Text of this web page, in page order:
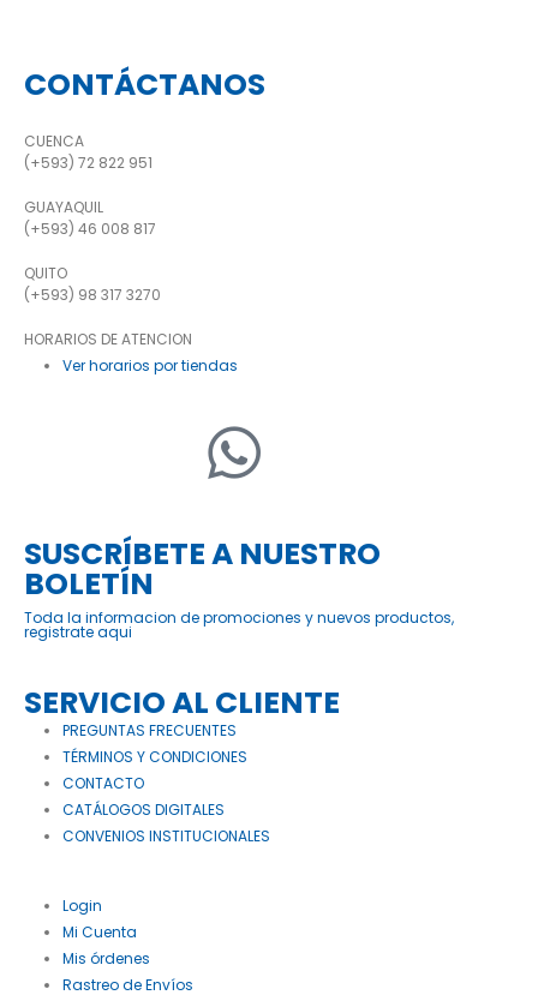
CONTÁCTANOS
CUENCA
(+593) 72 822 951
GUAYAQUIL
(+593) 46 008 817
QUITO
(+593) 98 317 3270
HORARIOS DE ATENCION
Ver horarios por tiendas
SUSCRÍBETE A NUESTRO
BOLETÍN
Toda la informacion de promociones y nuevos productos,
registrate aqui
SERVICIO AL CLIENTE
PREGUNTAS FRECUENTES
TÉRMINOS Y CONDICIONES
CONTACTO
CATÁLOGOS DIGITALES
CONVENIOS INSTITUCIONALES
Login
Mi Cuenta
Mis órdenes
Rastreo de Envíos